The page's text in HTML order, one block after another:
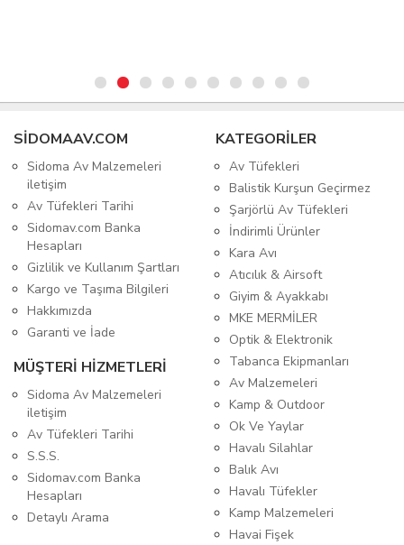
SIDOMAAV.COM
Sidoma Av Malzemeleri
iletişim
Av Tüfekleri Tarihi
Sidomav.com Banka
Hesapları
Gizlilik ve Kullanım Şartları
Kargo ve Taşıma Bilgileri
Hakkımızda
Garanti ve İade
MÜŞTERİ HİZMETLERİ
Sidoma Av Malzemeleri
iletişim
Av Tüfekleri Tarihi
S.S.S.
Sidomav.com Banka
Hesapları
Detaylı Arama
KATEGORİLER
Av Tüfekleri
Balistik Kurşun Geçirmez
Şarjörlü Av Tüfekleri
İndirimli Ürünler
Kara Avı
Atıcılık & Airsoft
Giyim & Ayakkabı
MKE MERMİLER
Optik & Elektronik
Tabanca Ekipmanları
Av Malzemeleri
Kamp & Outdoor
Ok Ve Yaylar
Havalı Silahlar
Balık Avı
Havalı Tüfekler
Kamp Malzemeleri
Havai Fişek